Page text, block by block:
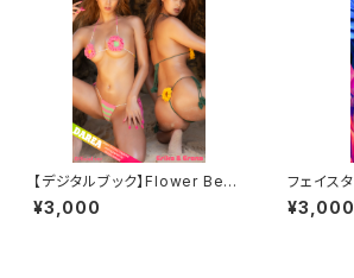
【デジタルブック】Flower Beac
h DAREA Dream Factory M
agazine
¥3,000
フェイス
e）
¥3,000